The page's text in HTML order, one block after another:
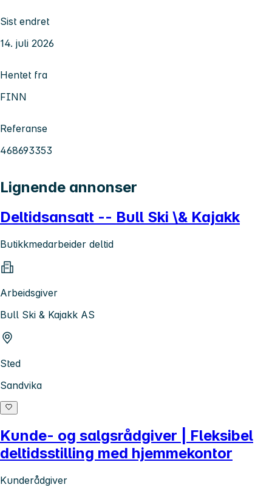
Sist endret
14. juli 2026
Hentet fra
FINN
Referanse
468693353
Lignende annonser
Deltidsansatt -- Bull Ski \& Kajakk
Butikkmedarbeider deltid
Arbeidsgiver
Bull Ski & Kajakk AS
Sted
Sandvika
Kunde- og salgsrådgiver | Fleksibel
deltidsstilling med hjemmekontor
Kunderådgiver